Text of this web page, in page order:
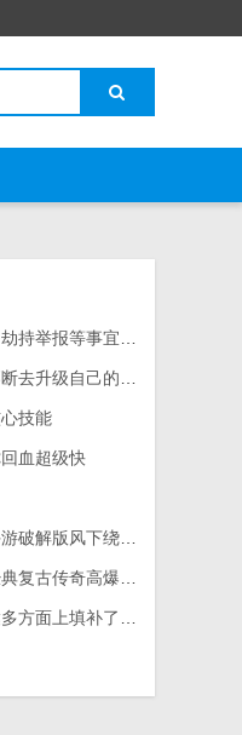
圳金丰星界科技有限公司？
你能收集更多稀有的物资
技能
血超级快
版风下绕着同伴跑
杀诺玛队长这个中级boss的攻略
业类别的一部分标准缺乏